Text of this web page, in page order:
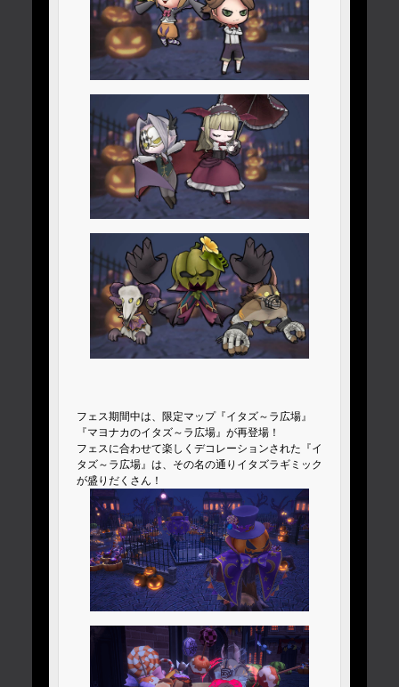
フェス期間中は、限定マップ『イタズ～ラ広場』
『マヨナカのイタズ～ラ広場』が再登場！
フェスに合わせて楽しくデコレーションされた『イ
タズ～ラ広場』は、その名の通りイタズラギミック
が盛りだくさん！